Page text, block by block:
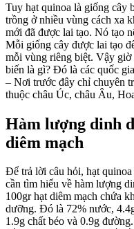
Tuy hạt quinoa là giống cây
trồng ở nhiều vùng cách xa
mới đã được lai tạo. Nó tạo
Mỗi giống cây được lai tạo
mỗi vùng riêng biệt. Vậy giờ
biến là gì? Đó là các quốc
– Nơi trước đây chỉ chuyên
thuộc châu Úc, châu Âu,
Hàm lượng dinh
diêm mạch
Để trả lời câu hỏi, hạt
cần tìm hiểu về hàm lượng
100gr hạt diêm mạch chứa
dưỡng. Đó là 72% nước,
1.9g chất béo và 0.9g